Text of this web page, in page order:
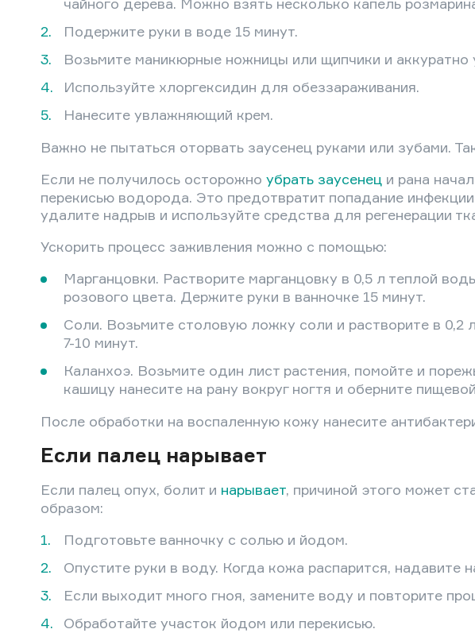
Подержите руки в воде 15 минут.
Возьмите маникюрные ножницы или щипчики и аккуратно
Используйте хлоргексидин для обеззараживания.
Нанесите увлажняющий крем.
Важно не пытаться оторвать заусенец руками или зубами.
Если не получилось осторожно убрать заусенец и рана
перекисью водорода. Это предотвратит попадание
удалите надрыв и используйте средства для регенерации
Ускорить процесс заживления можно с помощью:
Марганцовки. Растворите марганцовку в 0,5 л теплой
розового цвета. Держите руки в ванночке 15 минут.
Соли. Возьмите столовую ложку соли и растворите в
7-10 минут.
Каланхоэ. Возьмите один лист растения, помойте и
кашицу нанесите на рану вокруг ногтя и оберните
После обработки на воспаленную кожу нанесите
Если палец нарывает
Если палец опух, болит и нарывает, причиной этого может
образом:
Подготовьте ванночку с солью и йодом.
Опустите руки в воду. Когда кожа распарится, надавите
Если выходит много гноя, замените воду и повторите
Обработайте участок йодом или перекисью.